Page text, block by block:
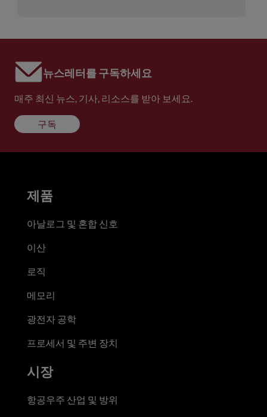
뉴스레터를 구독하세요
매주 최신 뉴스, 기사, 리소스를 받아 보세요.
구독
제품
아날로그 및 혼합 신호
이산
로직
메모리
광전자 공학
프로세서 및 주변 장치
시장
항공우주 산업 및 방위